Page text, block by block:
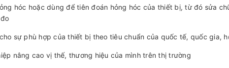
hóc hoặc dùng để tiên đoán hỏng hóc của thiết bị, từ đó sửa
sự phù hợp của thiết bị theo tiêu chuẩn của quốc tế, quốc gia,
nâng cao vị thế, thương hiệu của mình trên thị trường